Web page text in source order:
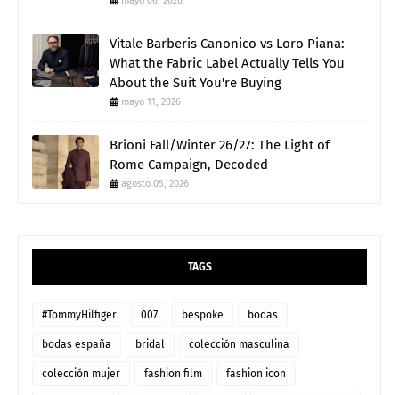
Vitale Barberis Canonico vs Loro Piana:
What the Fabric Label Actually Tells You
About the Suit You're Buying
mayo 11, 2026
Brioni Fall/Winter 26/27: The Light of
Rome Campaign, Decoded
agosto 05, 2026
TAGS
#TommyHilfiger 007 bespoke bodas
bodas españa bridal colección masculina
colección mujer fashion film fashion icon